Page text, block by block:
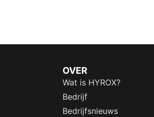
OVER
Wat is HYROX?
Bedrijf
Bedrijfsnieuws